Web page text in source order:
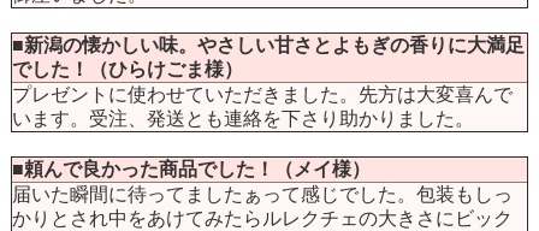
■新潟の懐かしい味。やさしい甘さとよもぎの香りに大満足
でした！（ひらけごま様）
プレゼントに使わせていただきました。先方は大変喜んで
います。受注、発送とも連絡を下さり助かりました。
■頼んで良かった商品でした！（メイ様）
届いた瞬間に待ってましたぁって感じでした。包装もしっ
かりとされ中をあけてみたらルレクチェの大きさにビック